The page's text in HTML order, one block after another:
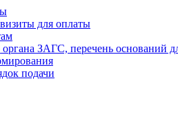
для оплаты
ЗАГС, перечень оснований
подачи